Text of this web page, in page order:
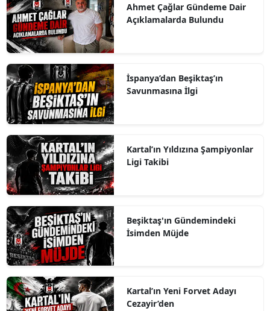
Ahmet Çağlar Gündeme Dair
Açıklamalarda Bulundu
İspanya’dan Beşiktaş’ın
Savunmasına İlgi
Kartal’ın Yıldızına Şampiyonlar
Ligi Takibi
Beşiktaş'ın Gündemindeki
İsimden Müjde
Kartal’ın Yeni Forvet Adayı
Cezayir’den